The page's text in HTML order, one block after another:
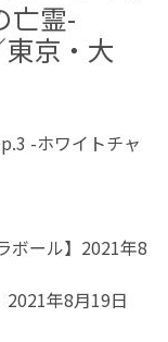
亡霊-
京・大
-ホワイトチャ
ボール】2021年8
2021年8月19日